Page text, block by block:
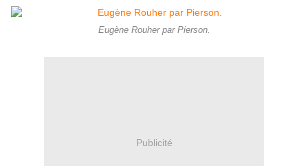
Eugène Rouher par Pierson.
Publicité